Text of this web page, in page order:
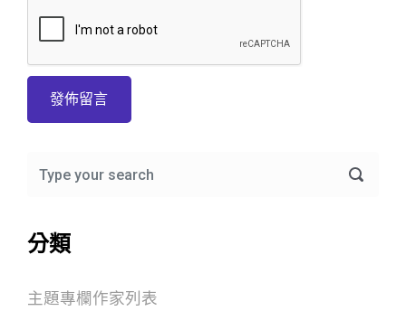
分類
主題專欄作家列表